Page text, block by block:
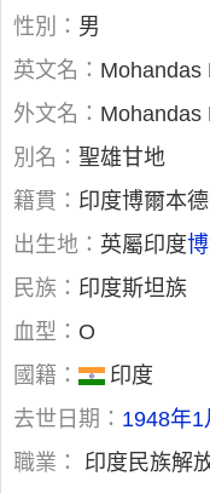
性別： 男
英文名： Mohandas
外文名： Mohandas
別名： 聖雄甘地
籍貫： 印度博爾本
出生地： 英屬印度
民族： 印度斯坦族
血型： O
國籍：
印度
去世日期： 1948年1
職業：
印度民族解